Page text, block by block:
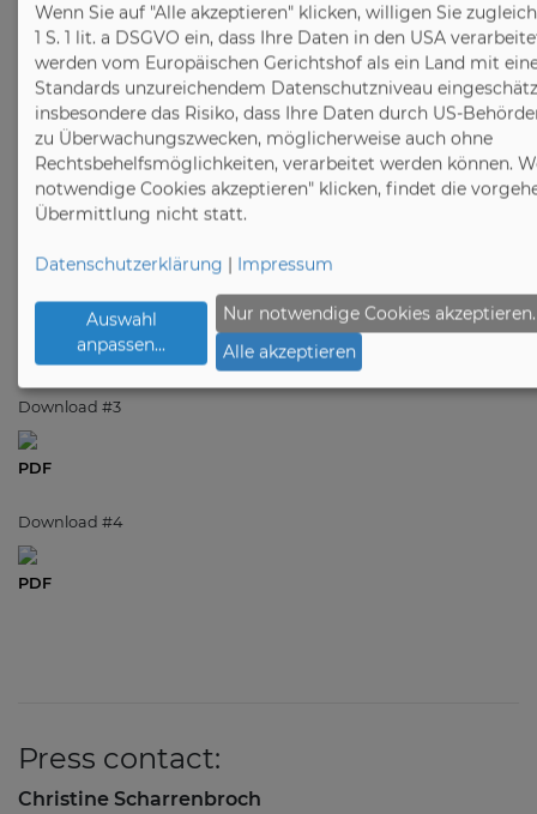
Goebenstraße 4-10
32052 Herford
Fon +49 5221 1265-20
mueller@vhk-herford.de
Download #3
PDF
Download #4
PDF
Press contact:
Christine Scharrenbroch
Wenn Sie auf "Alle akzeptieren" klicken, willigen Sie
1 S. 1 lit. a DSGVO ein, dass Ihre Daten in den USA
werden vom Europäischen Gerichtshof als ein Land mit
Standards unzureichendem Datenschutzniveau
insbesondere das Risiko, dass Ihre Daten durch US-
zu Überwachungszwecken, möglicherweise auch ohne
Rechtsbehelfsmöglichkeiten, verarbeitet werden können.
notwendige Cookies akzeptieren" klicken, findet die
Übermittlung nicht statt.
Datenschutzerklärung | Impressum
Auswahl
anpassen...
Nur notwendige Cookies akzeptieren.
Alle akzeptieren